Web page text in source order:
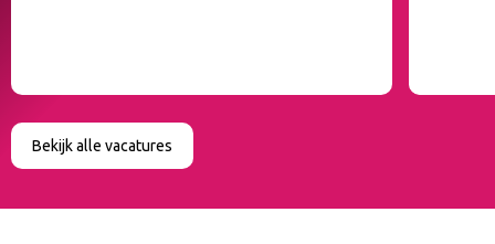
Bekijk alle vacatures